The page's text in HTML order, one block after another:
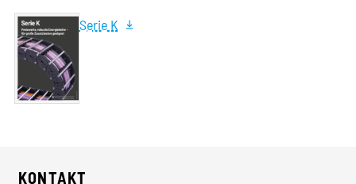
Serie K
KONTAKT